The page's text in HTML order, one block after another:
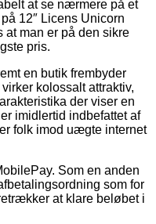
at se nærmere på et
12″ Licens Unicorn
at man er på den sikre
pris.
en butik frembyder
kolossalt attraktiv,
der viser en
imidlertid indbefattet af
folk imod uægte internet
Som en anden
som for
at klare beløbet i